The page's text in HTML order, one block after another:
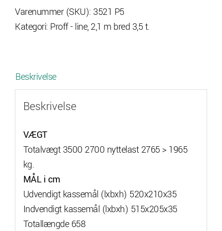
cm.
alu-
Varenummer (SKU): 3521 P5
Kategori: Proff - line, 2,1 m bred 3,5 t.
Beskrivelse
Beskrivelse
VÆGT
Totalvægt 3500 2700 nyttelast 2765 > 1965
kg.
MÅL i cm
Udvendigt kassemål (lxbxh) 520x210x35
Indvendigt kassemål (lxbxh) 515x205x35
Totallængde 658